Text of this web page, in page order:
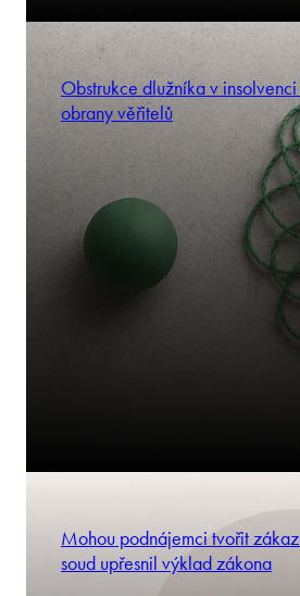
Obstrukce dlužníka v
obrany věřitelů
Mohou podnájemci tvořit
soud upřesnil výklad zákona